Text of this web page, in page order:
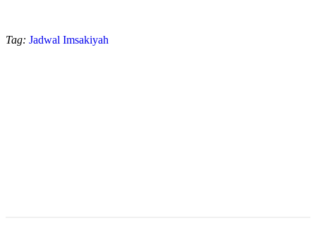
Tag: Jadwal Imsakiyah